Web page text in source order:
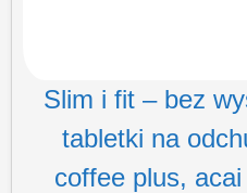
Slim i fit – bez
tabletki na
coffee plus,